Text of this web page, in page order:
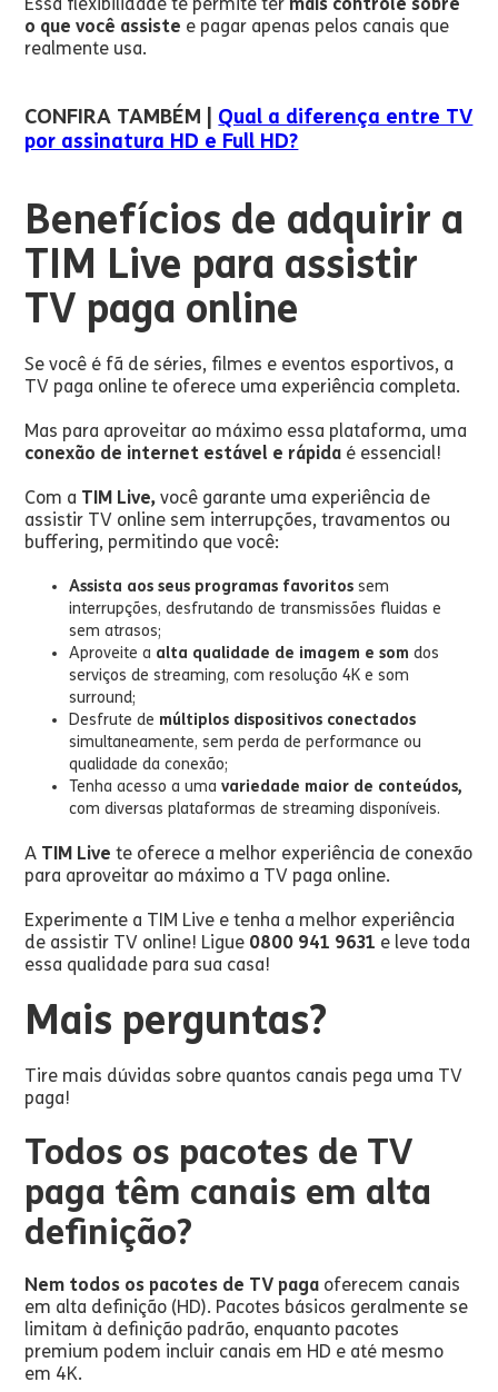
o que você assiste e pagar apenas pelos canais que
realmente usa.
CONFIRA TAMBÉM | Qual a diferença entre TV
por assinatura HD e Full HD?
Benefícios de adquirir a
TIM Live para assistir
TV paga online
Se você é fã de séries, filmes e eventos esportivos, a
TV paga online te oferece uma experiência completa.
Mas para aproveitar ao máximo essa plataforma, uma
conexão de internet estável e rápida é essencial!
Com a TIM Live, você garante uma experiência de
assistir TV online sem interrupções, travamentos ou
buffering, permitindo que você:
Assista aos seus programas favoritos sem
interrupções, desfrutando de transmissões fluidas e
sem atrasos;
Aproveite a alta qualidade de imagem e som dos
serviços de streaming, com resolução 4K e som
surround;
Desfrute de múltiplos dispositivos conectados
simultaneamente, sem perda de performance ou
qualidade da conexão;
Tenha acesso a umavariedade maior de conteúdos,
com diversas plataformas de streaming disponíveis.
A TIM Live te oferece a melhor experiência de conexão
para aproveitar ao máximo a TV paga online.
Experimente a TIM Live e tenha a melhor experiência
de assistir TV online! Ligue 0800 941 9631 e leve toda
essa qualidade para sua casa!
Mais perguntas?
Tire mais dúvidas sobre quantos canais pega uma TV
paga!
Todos os pacotes de TV
paga têm canais em alta
definição?
Nem todos os pacotes de TV paga oferecem canais
em alta definição (HD). Pacotes básicos geralmente se
limitam à definição padrão, enquanto pacotes
premium podem incluir canais em HD e até mesmo
em 4K.